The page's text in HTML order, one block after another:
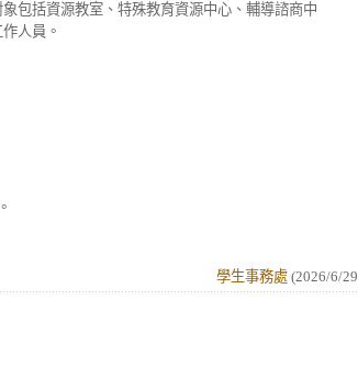
包括資源教室、特殊教育資源中心、輔導諮商中
人員。
學生事務處 (2026/6/29